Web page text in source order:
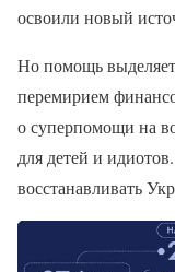
освоили новый
Но помощь
перемирием
о суперпомощи на
для детей и
восстанавливать